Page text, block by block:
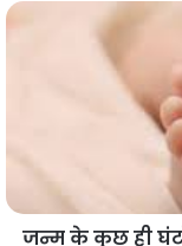
जन्म के कुछ ही